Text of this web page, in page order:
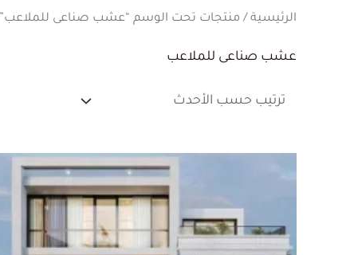
الرئيسية / منتجات تحت الوسم “عشب صناعى للملاعب”
عشب صناعى للملاعب